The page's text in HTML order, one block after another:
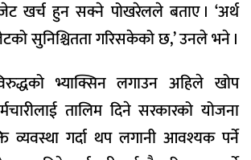
खर्च हुन सक्ने पोखरेलले बताए । ‘अर्थ
सुनिश्चितता गरिसकेको छ,’ उनले भने ।
भ्याक्सिन लगाउन अहिले खोप
तालिम दिने सरकारको योजना
व्यवस्था गर्दा थप लगानी आवश्यक पर्ने